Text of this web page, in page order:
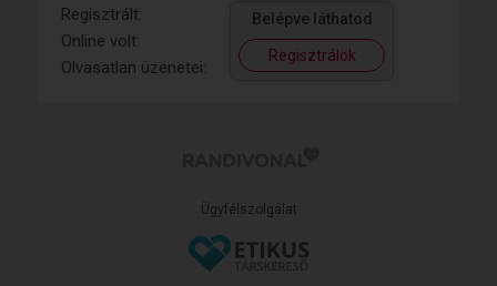
Regisztrált:
Online volt:
Olvasatlan üzenetei:
Belépve láthatod
Regisztrálok
Ügyfélszolgálat